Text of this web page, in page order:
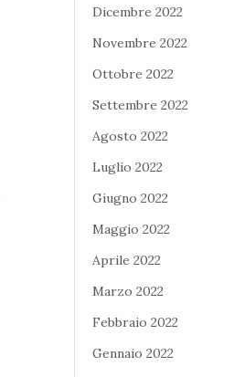
Dicembre 2022
Novembre 2022
Ottobre 2022
Settembre 2022
Agosto 2022
Luglio 2022
Giugno 2022
Maggio 2022
Aprile 2022
Marzo 2022
Febbraio 2022
Gennaio 2022